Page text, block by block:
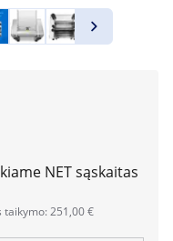
NET sąskaitas
taikymo: 251,00 €